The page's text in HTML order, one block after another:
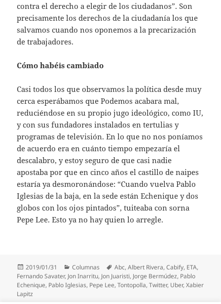
contra el derecho a elegir de los ciudadanos”. Son
precisamente los derechos de la ciudadanía los que
salvamos cuando nos oponemos a la precarización
de trabajadores.
Cómo habéis cambiado
Casi todos los que observamos la política desde muy
cerca esperábamos que Podemos acabara mal,
reduciéndose en su propio jugo ideológico, como IU,
y con sus fundadores instalados en tertulias y
programas de televisión. En lo que no nos poníamos
de acuerdo era en cuánto tiempo empezaría el
descalabro, y estoy seguro de que casi nadie
apostaba por que en cinco años el castillo de naipes
estaría ya desmoronándose: “Cuando vuelva Pablo
Iglesias de la baja, en la sede están Echenique y dos
globos con los ojos pintados”, tuiteaba con sorna
Pepe Lee. Esto ya no hay quien lo arregle.
Publicado
el
2019/01/31 Categorías
Columnas Etiquetas
Abc,Albert Rivera,Cabify, ETA,
Fernando Savater, Jon Inarritu, Jon Juaristi, Jorge Bermúdez, Pablo
Echenique, Pablo Iglesias, Pepe Lee,Tontopolla,Twitter, Uber,Xabier
Lapitz